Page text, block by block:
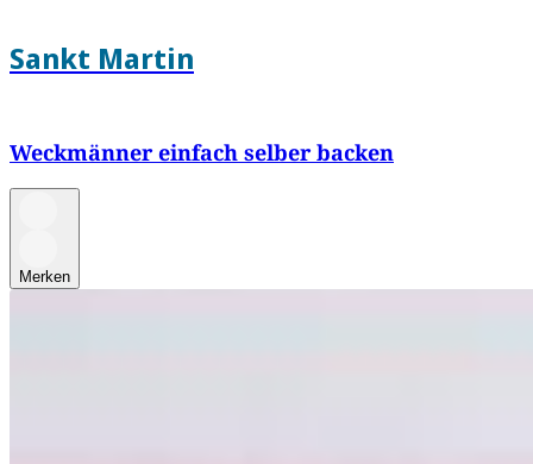
Sankt Martin
Weckmänner einfach selber backen
Merken